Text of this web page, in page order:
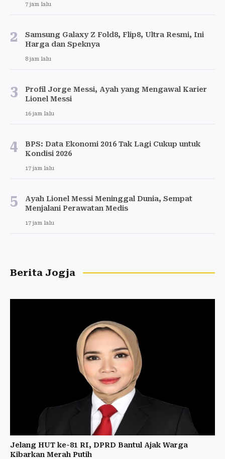
7 jam lalu
2
Samsung Galaxy Z Fold8, Flip8, Ultra Resmi, Ini
Harga dan Speknya
8 jam lalu
3
Profil Jorge Messi, Ayah yang Mengawal Karier
Lionel Messi
16 jam lalu
4
BPS: Data Ekonomi 2016 Tak Lagi Cukup untuk
Kondisi 2026
17 jam lalu
5
Ayah Lionel Messi Meninggal Dunia, Sempat
Menjalani Perawatan Medis
17 jam lalu
Berita Jogja
Jelang HUT ke-81 RI, DPRD Bantul Ajak Warga
Kibarkan Merah Putih